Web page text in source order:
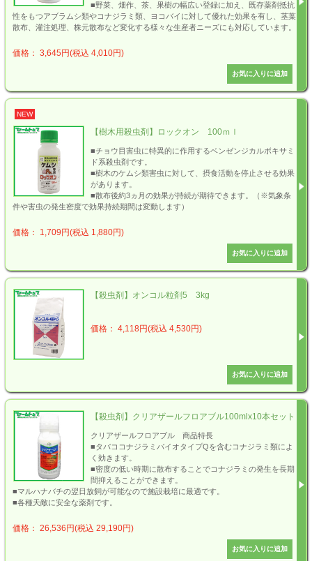
■野菜、畑作、茶、果樹の幅広い登録に加え、既存薬剤抵抗
性をもつアブラムシ類やコナジラミ類、ヨコバイに対して優れた効果を有し、茎葉
散布、灌注処理、株元散布など変化する様々な生産者ニーズにも対応しています。
価格： 3,645円(税込 4,010円)
NEW
【樹木用殺虫剤】ロックオン 100ｍｌ
■チョウ目害虫に特異的に作用するベンゼンジカルボキサミ
ド系殺虫剤です。
■樹木のケムシ類害虫に対して、摂食活動を停止させる効果
があります。
■散布後約3ヵ月の効果が持続が期待できます。（※気象条
件や害虫の発生密度で効果持続期間は変動します）
価格： 1,709円(税込 1,880円)
【殺虫剤】オンコル粒剤5 3kg
価格： 4,118円(税込 4,530円)
【殺虫剤】クリアザールフロアブル100mlx10本セット
クリアザールフロアブル 商品特長
■タバココナジラミバイオタイプQを含むコナジラミ類によ
く効きます。
■密度の低い時期に散布することでコナジラミの発生を長期
間抑えることができます。
■マルハナバチの翌日放飼が可能なので施設栽培に最適です。
■各種天敵に安全な薬剤です。
価格： 26,536円(税込 29,190円)